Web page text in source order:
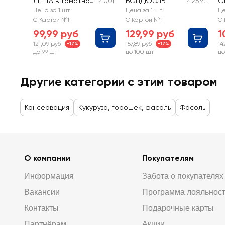
соусе
Цена за 1 шт
С Картой №1
99,99 руб
121,09 руб -17%
до 99 шт
Цена за 1 шт
С Картой №1
129,99 руб
157,89 руб -17%
до 100 шт
С
Другие категории с этим товаром
Консервация Кукуруза, горошек, фасоль Фасоль
О компании
Информация
Вакансии
Контакты
Покупателям
Забота о покупателях
Программа
Подарочные карты